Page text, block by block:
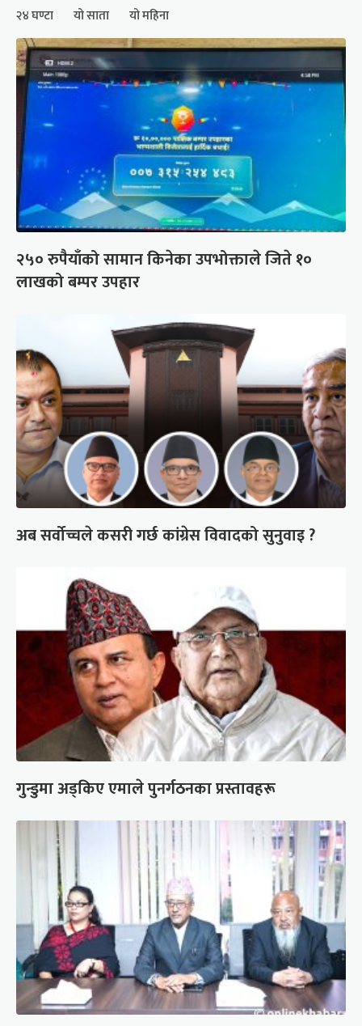
२४ घण्टा यो साता यो महिना
२५० रुपैयाँको सामान किनेका उपभोक्ताले जिते १०
लाखको बम्पर उपहार
अब सर्वोच्चले कसरी गर्छ कांग्रेस विवादको सुनुवाइ ?
गुन्डुमा अड्किए एमाले पुनर्गठनका प्रस्तावहरू